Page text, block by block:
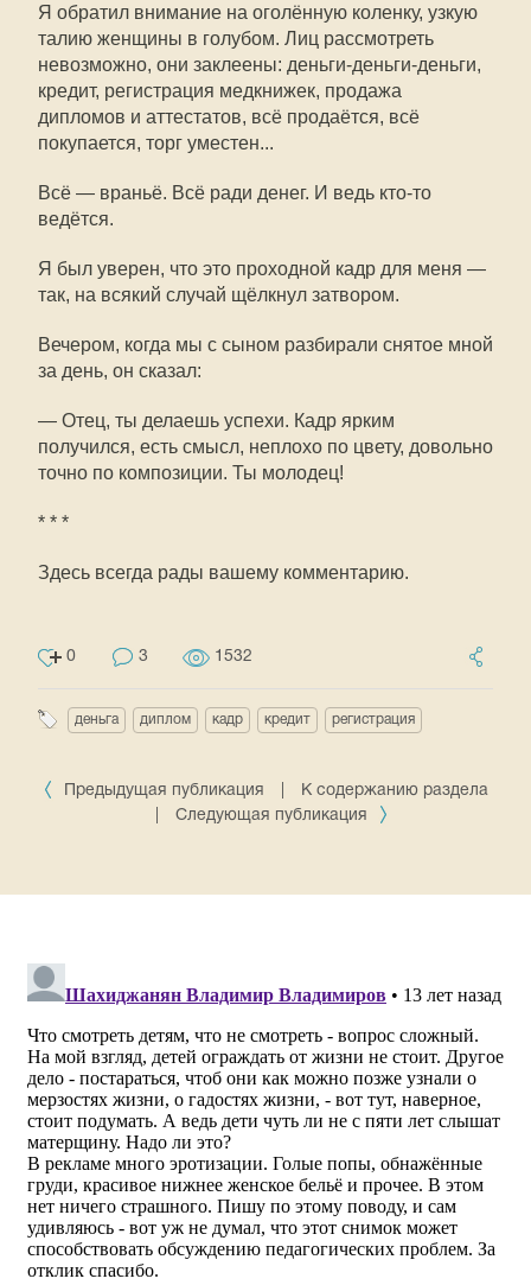
Я обратил внимание на оголённую коленку, узкую
талию женщины в голубом. Лиц рассмотреть
невозможно, они заклеены: деньги-деньги-деньги,
кредит, регистрация медкнижек, продажа
дипломов и аттестатов, всё продаётся, всё
покупается, торг уместен...
Всё — враньё. Всё ради денег. И ведь кто-то
ведётся.
Я был уверен, что это проходной кадр для меня —
так, на всякий случай щёлкнул затвором.
Вечером, когда мы с сыном разбирали снятое мной
за день, он сказал:
— Отец, ты делаешь успехи. Кадр ярким
получился, есть смысл, неплохо по цвету, довольно
точно по композиции. Ты молодец!
* * *
Здесь всегда рады вашему комментарию.
0 3 1532
деньга диплом кадр кредит регистрация
Предыдущая публикация
К содержанию раздела
Следующая публикация